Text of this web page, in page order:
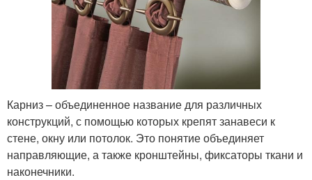
Карниз – объединенное название для различных
конструкций, с помощью которых крепят занавеси к
стене, окну или потолок. Это понятие объединяет
направляющие, а также кронштейны, фиксаторы ткани и
наконечники.